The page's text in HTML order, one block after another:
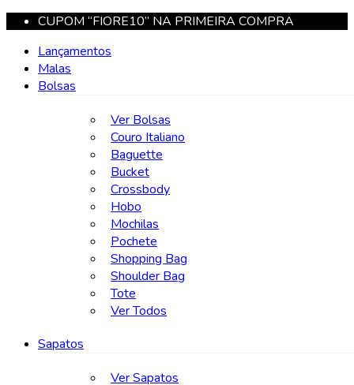
CUPOM “FIORE10” NA PRIMEIRA COMPRA
Lançamentos
Malas
Bolsas
Ver Bolsas
Couro Italiano
Baguette
Bucket
Crossbody
Hobo
Mochilas
Pochete
Shopping Bag
Shoulder Bag
Tote
Ver Todos
Sapatos
Ver Sapatos